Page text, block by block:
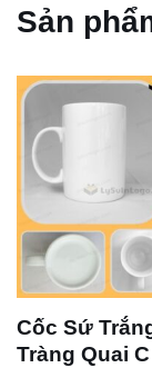
Sản
Cốc Sứ
Tràng Quai